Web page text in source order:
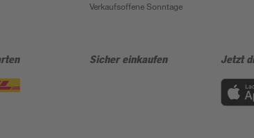
Verkaufsoffene Sonntage
Sicher einkaufen Jetzt